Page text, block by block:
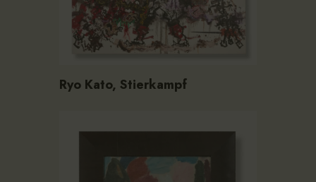
Ryo Kato, Stierkampf